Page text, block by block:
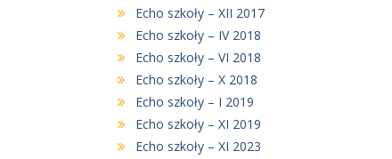
Echo szkoły – XII 2017
Echo szkoły – IV 2018
Echo szkoły – VI 2018
Echo szkoły – X 2018
Echo szkoły – I 2019
Echo szkoły – XI 2019
Echo szkoły – XI 2023